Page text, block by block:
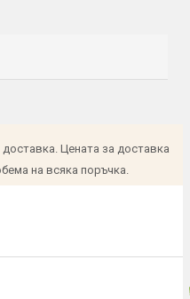
Цената за доставка
на всяка поръчка.